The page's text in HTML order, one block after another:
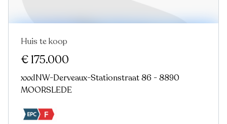
Huis te koop
€ 175.000
xxxINW-Derveaux-Stationstraat 86 - 8890
MOORSLEDE